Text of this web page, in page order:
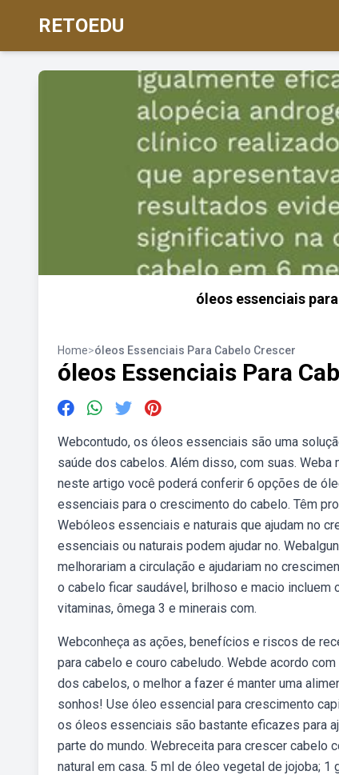
RETOEDU
óleos essenciais
Home>óleos Essenciais Para Cabelo Crescer
óleos Essenciais Para
Webcontudo, os óleos essenciais são uma
saúde dos cabelos. Além disso, com suas.
neste artigo você poderá conferir 6 opções de
essenciais para o crescimento do cabelo. Têm
Webóleos essenciais e naturais que ajudam no
essenciais ou naturais podem ajudar no.
melhorariam a circulação e ajudariam no
o cabelo ficar saudável, brilhoso e macio incluem
vitaminas, ômega 3 e minerais com.
Webconheça as ações, benefícios e riscos de
para cabelo e couro cabeludo. Webde acordo
dos cabelos, o melhor a fazer é manter uma
sonhos! Use óleo essencial para crescimento
os óleos essenciais são bastante eficazes para
parte do mundo. Webreceita para crescer cabelo
natural em casa. 5 ml de óleo vegetal de jojoba;